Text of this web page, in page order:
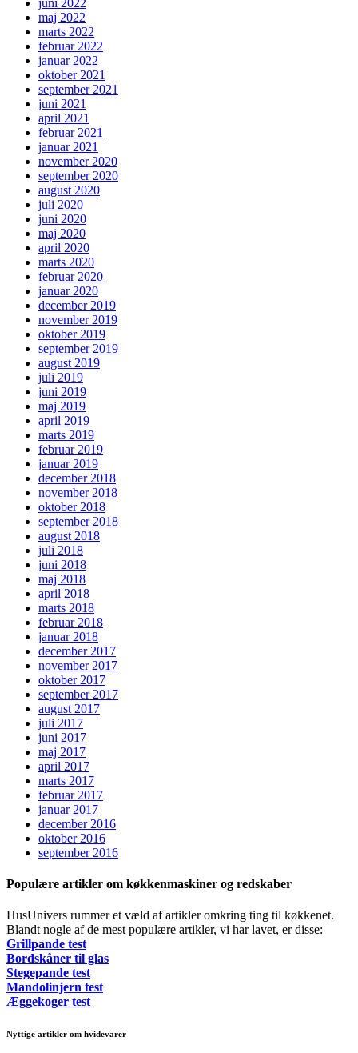
maj 2022
marts 2022
februar 2022
januar 2022
oktober 2021
september 2021
juni 2021
april 2021
februar 2021
januar 2021
november 2020
september 2020
august 2020
juli 2020
juni 2020
maj 2020
april 2020
marts 2020
februar 2020
januar 2020
december 2019
november 2019
oktober 2019
september 2019
august 2019
juli 2019
juni 2019
maj 2019
april 2019
marts 2019
februar 2019
januar 2019
december 2018
november 2018
oktober 2018
september 2018
august 2018
juli 2018
juni 2018
maj 2018
april 2018
marts 2018
februar 2018
januar 2018
december 2017
november 2017
oktober 2017
september 2017
august 2017
juli 2017
juni 2017
maj 2017
april 2017
marts 2017
februar 2017
januar 2017
december 2016
oktober 2016
september 2016
Populære artikler om køkkenmaskiner og redskaber
HusUnivers rummer et væld af artikler omkring ting til køkkenet.
Blandt nogle af de mest populære artikler, vi har lavet, er disse:
Grillpande test
Bordskåner til glas
Stegepande test
Mandolinjern test
Æggekoger test
Nyttige artikler om hvidevarer